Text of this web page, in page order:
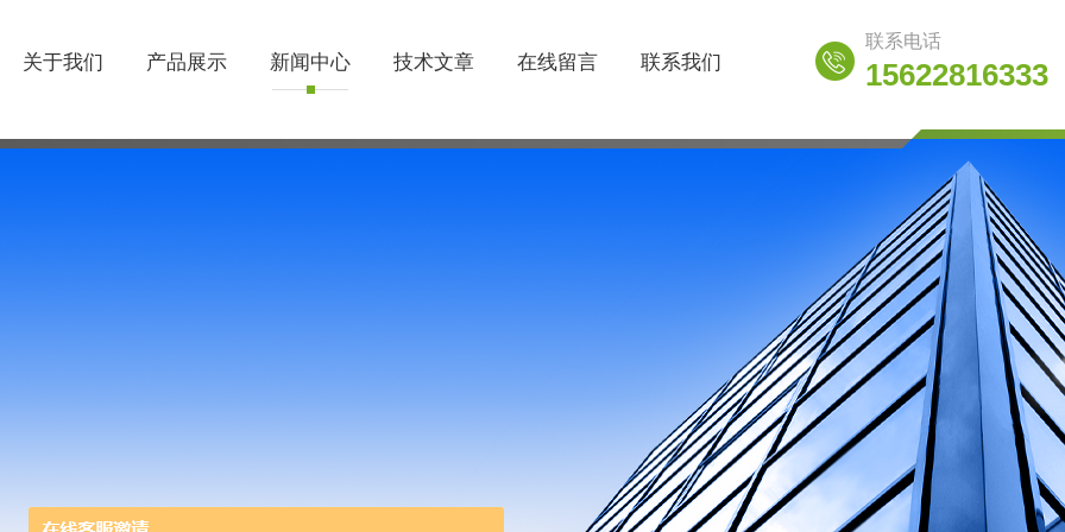
关于我们 产品展示 新闻中心 技术文章 在线留言 联系我们
联系电话
15622816333